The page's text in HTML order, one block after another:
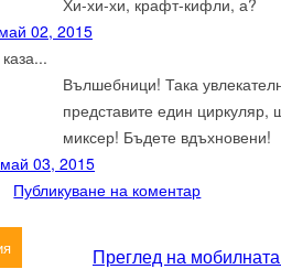
Хи-хи-хи, крафт-кифли, а?
02, 2015
каза...
Вълшебници! Така
представите един циркуляр,
миксер! Бъдете вдъхновени!
03, 2015
Публикуване на коментар
Преглед на